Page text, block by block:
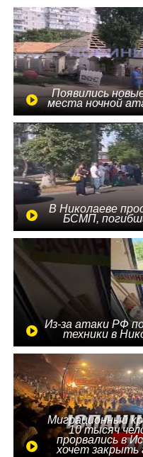
Появились
места ночной
В Николаеве
БСМП,
Из-за атаки РФ
техники в
Миграционный
10 тысяч
прорвались в
хочет закрыть